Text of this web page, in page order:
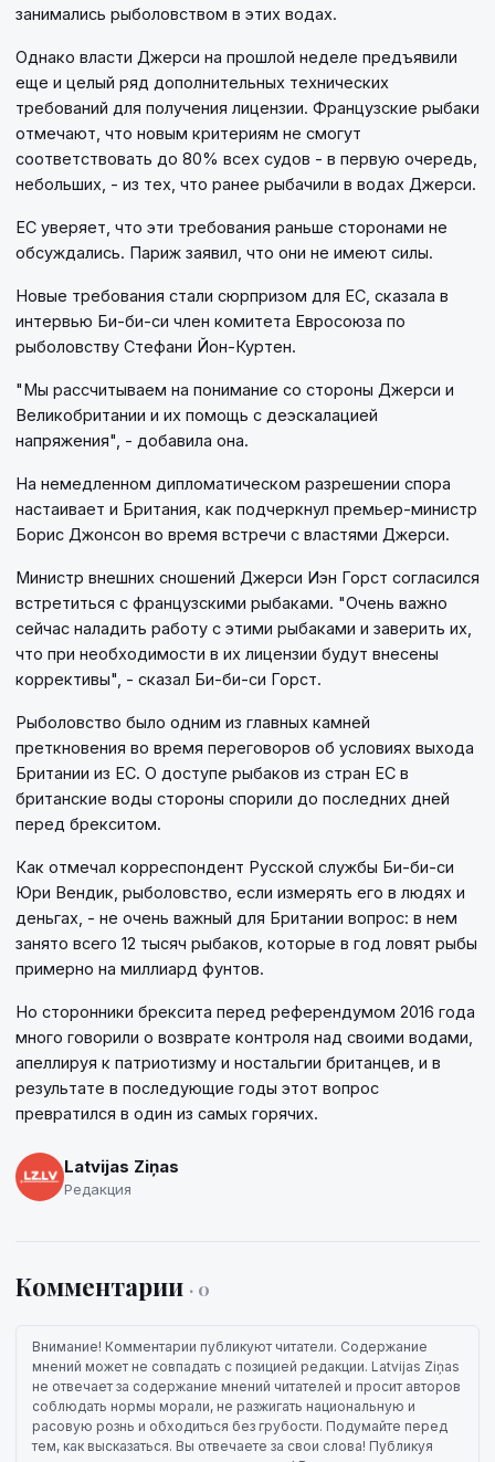
занимались рыболовством в этих водах.
Однако власти Джерси на прошлой неделе предъявили
еще и целый ряд дополнительных технических
требований для получения лицензии. Французские рыбаки
отмечают, что новым критериям не смогут
соответствовать до 80% всех судов - в первую очередь,
небольших, - из тех, что ранее рыбачили в водах Джерси.
ЕС уверяет, что эти требования раньше сторонами не
обсуждались. Париж заявил, что они не имеют силы.
Новые требования стали сюрпризом для ЕС, сказала в
интервью Би-би-си член комитета Евросоюза по
рыболовству Стефани Йон-Куртен.
"Мы рассчитываем на понимание со стороны Джерси и
Великобритании и их помощь с деэскалацией
напряжения", - добавила она.
На немедленном дипломатическом разрешении спора
настаивает и Британия, как подчеркнул премьер-министр
Борис Джонсон во время встречи с властями Джерси.
Министр внешних сношений Джерси Иэн Горст согласился
встретиться с французскими рыбаками. "Очень важно
сейчас наладить работу с этими рыбаками и заверить их,
что при необходимости в их лицензии будут внесены
коррективы", - сказал Би-би-си Горст.
Рыболовство было одним из главных камней
преткновения во время переговоров об условиях выхода
Британии из ЕС. О доступе рыбаков из стран ЕС в
британские воды стороны спорили до последних дней
перед брекситом.
Как отмечал корреспондент Русской службы Би-би-си
Юри Вендик, рыболовство, если измерять его в людях и
деньгах, - не очень важный для Британии вопрос: в нем
занято всего 12 тысяч рыбаков, которые в год ловят рыбы
примерно на миллиард фунтов.
Но сторонники брексита перед референдумом 2016 года
много говорили о возврате контроля над своими водами,
апеллируя к патриотизму и ностальгии британцев, и в
результате в последующие годы этот вопрос
превратился в один из самых горячих.
Latvijas Ziņas
Редакция
Комментарии · 0
Внимание! Комментарии публикуют читатели. Содержание
мнений может не совпадать с позицией редакции. Latvijas Ziņas
не отвечает за содержание мнений читателей и просит авторов
соблюдать нормы морали, не разжигать национальную и
расовую рознь и обходиться без грубости. Подумайте перед
тем, как высказаться. Вы отвечаете за свои слова! Публикуя